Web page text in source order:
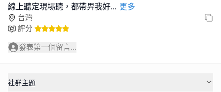
線上聽定現場聽，都帶畀我好... 更多
台灣
評分
發表第一個留言...
社群主題